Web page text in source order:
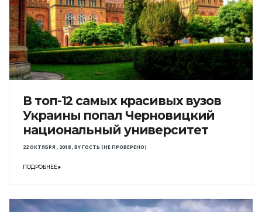
В топ-12 самых красивых вузов
Украины попал Черновицкий
национальный университет
22 ОКТЯБРЯ , 2018,BYГОСТЬ (НЕ ПРОВЕРЕНО)
ПОДРОБНЕЕ